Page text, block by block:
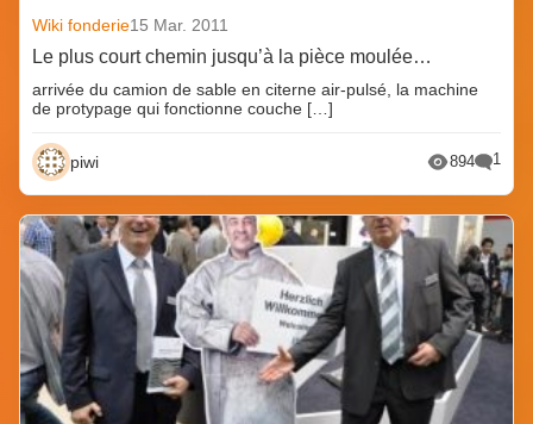
Wiki fonderie15 Mar. 2011
Le plus court chemin jusqu’à la pièce moulée…
arrivée du camion de sable en citerne air-pulsé, la machine
de protypage qui fonctionne couche […]
piwi 894 1